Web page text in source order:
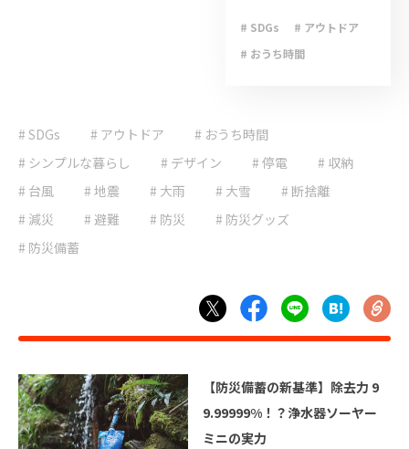
# SDGs
# アウトドア
# おうち時間
# ライフハック
# 停電
# 地震
# 大雨
# 大雪
# 減災
# 防災備蓄
# 非常食
# SDGs # アウトドア
# おうち時間
# シンプルな暮らし
# デザイン # 停電
# 収納
# 台風
# 地震 # 大雨 # 大雪
# 断捨離
# 減災
# 避難 # 防災
# 防災グッズ
# 防災備蓄
【防災備蓄の新基準】除去力 9
9.99999%！？浄水器ソーヤー
ミニの実力